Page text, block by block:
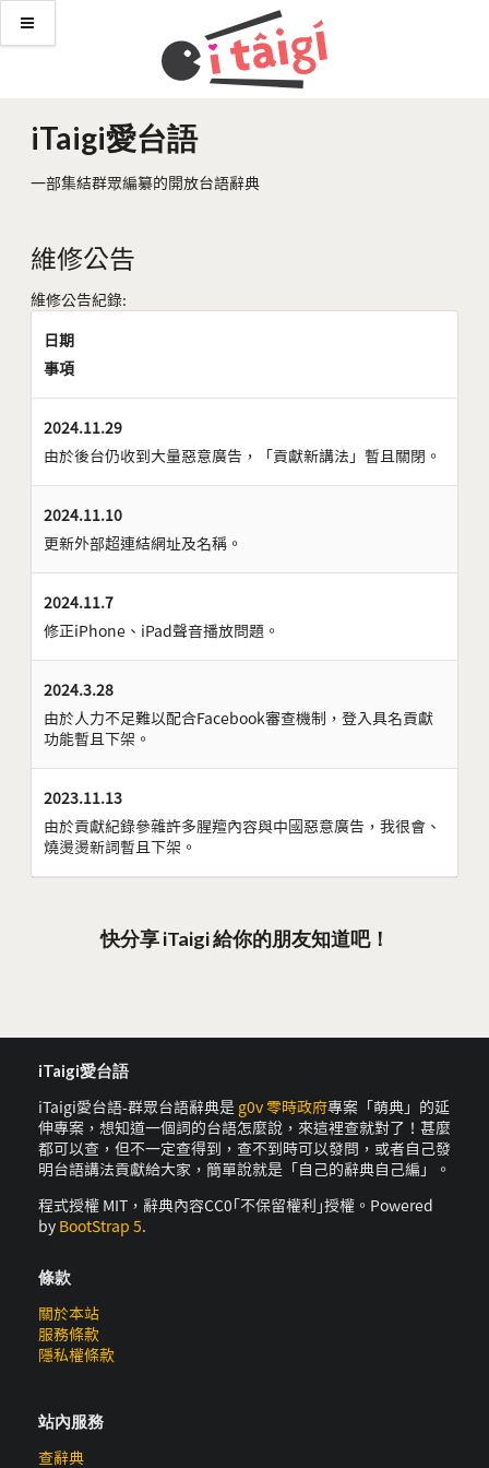
iTaigi愛台語
一部集結群眾編纂的開放台語辭典
維修公告
維修公告紀錄:
日期
事項
2024.11.29
由於後台仍收到大量惡意廣告，「貢獻新講法」暫且關閉。
2024.11.10
更新外部超連結網址及名稱。
2024.11.7
修正iPhone、iPad聲音播放問題。
2024.3.28
由於人力不足難以配合Facebook審查機制，登入具名貢獻
功能暫且下架。
2023.11.13
由於貢獻紀錄參雜許多腥羶內容與中國惡意廣告，我很會、
燒燙燙新詞暫且下架。
快分享 iTaigi 給你的朋友知道吧！
iTaigi愛台語
iTaigi愛台語-群眾台語辭典是 g0v 零時政府專案「萌典」的延
伸專案，想知道一個詞的台語怎麼說，來這裡查就對了！甚麼
都可以查，但不一定查得到，查不到時可以發問，或者自己發
明台語講法貢獻給大家，簡單說就是「自己的辭典自己編」。
程式授權 MIT，辭典內容CC0｢不保留權利｣授權。Powered
by BootStrap 5.
條款
關於本站
服務條款
隱私權條款
站內服務
查辭典